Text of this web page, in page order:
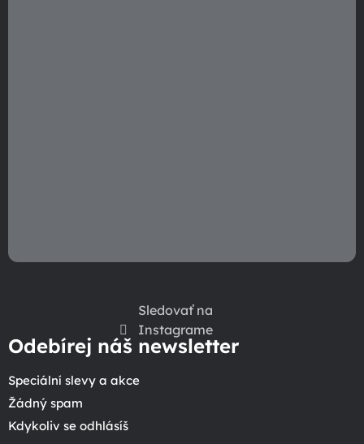
Sledovať na
Instagrame
Odebírej náš newsletter
Speciální slevy a akce
Žádný spam
Kdykoliv se odhlásíš